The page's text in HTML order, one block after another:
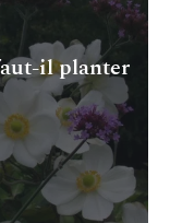
il planter